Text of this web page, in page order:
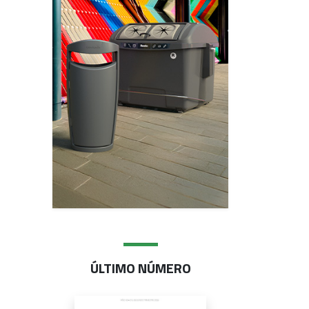
ÚLTIMO NÚMERO